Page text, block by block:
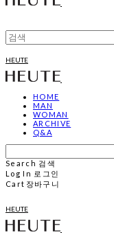
HEUTE
HOME
MAN
WOMAN
ARCHIVE
Q&A
Search 검색
Log In 로그인
Cart 장바구니
HEUTE